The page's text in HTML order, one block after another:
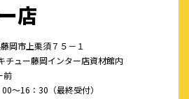
店
岡市上栗須７５－１
チュー藤岡インター店資材館内
前
～16：30（最終受付）